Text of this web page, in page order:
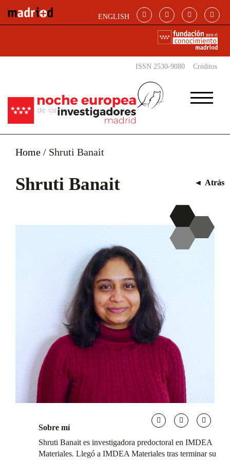
ENGLISH
ISSN 2530-9080 Créditos
Home / Shruti Banait
Shruti Banait ◄ Atrás
Sobre mí
Shruti Banait es investigadora predoctoral en IMDEA
Materiales. Llegó a IMDEA Materiales tras terminar su